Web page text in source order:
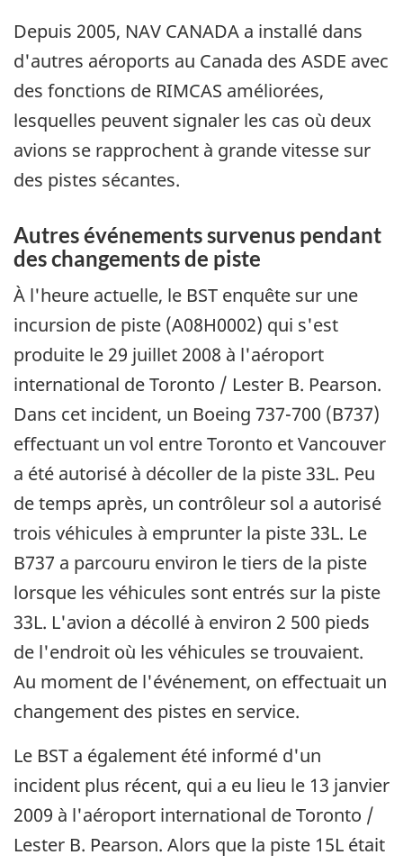
Depuis 2005, NAV CANADA a installé dans
d'autres aéroports au Canada des ASDE avec
des fonctions de RIMCAS améliorées,
lesquelles peuvent signaler les cas où deux
avions se rapprochent à grande vitesse sur
des pistes sécantes.
Autres événements survenus pendant
des changements de piste
À l'heure actuelle, le BST enquête sur une
incursion de piste (A08H0002) qui s'est
produite le 29 juillet 2008 à l'aéroport
international de Toronto / Lester B. Pearson.
Dans cet incident, un Boeing 737-700 (B737)
effectuant un vol entre Toronto et Vancouver
a été autorisé à décoller de la piste 33L. Peu
de temps après, un contrôleur sol a autorisé
trois véhicules à emprunter la piste 33L. Le
B737 a parcouru environ le tiers de la piste
lorsque les véhicules sont entrés sur la piste
33L. L'avion a décollé à environ 2 500 pieds
de l'endroit où les véhicules se trouvaient.
Au moment de l'événement, on effectuait un
changement des pistes en service.
Le BST a également été informé d'un
incident plus récent, qui a eu lieu le 13 janvier
2009 à l'aéroport international de Toronto /
Lester B. Pearson. Alors que la piste 15L était